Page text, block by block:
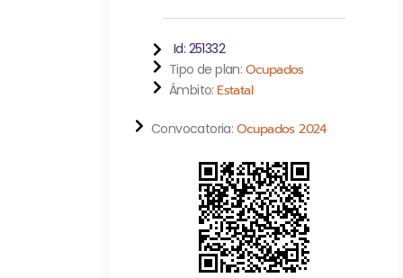
Id: 251332
Tipo de plan: Ocupados
Ámbito: Estatal
Convocatoria: Ocupados 2024